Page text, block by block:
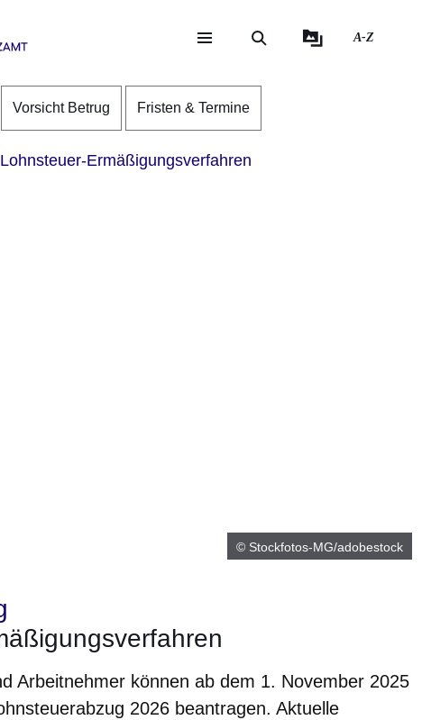
der Seite
der Seite
A-Z
Vorsicht Betrug Fristen & Termine
Lohnsteuer-Ermäßigungsverfahren
© Stockfotos-MG/adobestock
Arbeitnehmer können ab dem 1. November 2025
2026 beantragen. Aktuelle